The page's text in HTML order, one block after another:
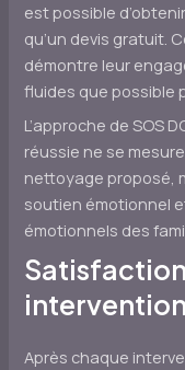
est possible
qu’un devis gratuit.
démontre leur
fluides que possible
L’approche de SOS
réussie ne se
nettoyage proposé,
soutien émotionnel
émotionnels des
intervention
Après chaque